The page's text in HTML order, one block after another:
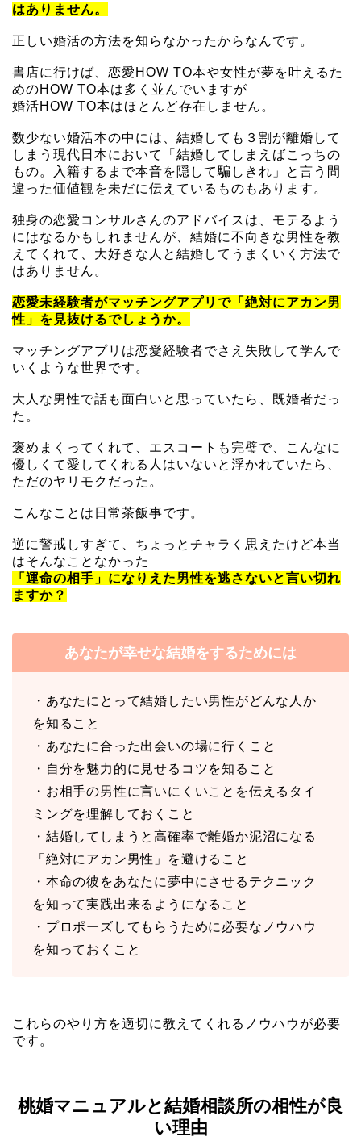
はありません。
正しい婚活の方法を知らなかったからなんです。
書店に行けば、恋愛HOW TO本や女性が夢を叶えるた
めのHOW TO本は多く並んでいますが
婚活HOW TO本はほとんど存在しません。
数少ない婚活本の中には、結婚しても３割が離婚して
しまう現代日本において「結婚してしまえばこっちの
もの。入籍するまで本音を隠して騙しきれ」と言う間
違った価値観を未だに伝えているものもあります。
独身の恋愛コンサルさんのアドバイスは、モテるよう
にはなるかもしれませんが、結婚に不向きな男性を教
えてくれて、大好きな人と結婚してうまくいく方法で
はありません。
恋愛未経験者がマッチングアプリで「絶対にアカン男
性」を見抜けるでしょうか。
マッチングアプリは恋愛経験者でさえ失敗して学んで
いくような世界です。
大人な男性で話も面白いと思っていたら、既婚者だっ
た。
褒めまくってくれて、エスコートも完璧で、こんなに
優しくて愛してくれる人はいないと浮かれていたら、
ただのヤリモクだった。
こんなことは日常茶飯事です。
逆に警戒しすぎて、ちょっとチャラく思えたけど本当
はそんなことなかった
「運命の相手」になりえた男性を逃さないと言い切れ
ますか？
あなたが幸せな結婚をするためには
・あなたにとって結婚したい男性がどんな人か
を知ること
・あなたに合った出会いの場に行くこと
・自分を魅力的に見せるコツを知ること
・お相手の男性に言いにくいことを伝えるタイ
ミングを理解しておくこと
・結婚してしまうと高確率で離婚か泥沼になる
「絶対にアカン男性」を避けること
・本命の彼をあなたに夢中にさせるテクニック
を知って実践出来るようになること
・プロポーズしてもらうために必要なノウハウ
を知っておくこと
これらのやり方を適切に教えてくれるノウハウが必要
です。
桃婚マニュアルと結婚相談所の相性が良
い理由